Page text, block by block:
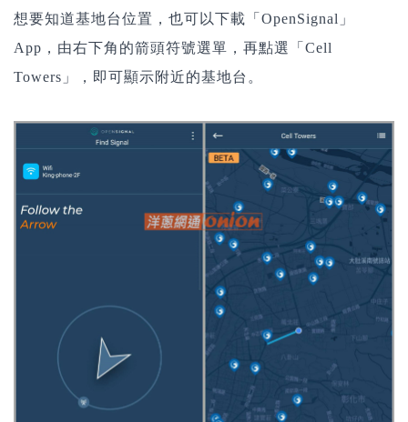
想要知道基地台位置，也可以下載「OpenSignal」
App，由右下角的箭頭符號選單，再點選「Cell
Towers」，即可顯示附近的基地台。